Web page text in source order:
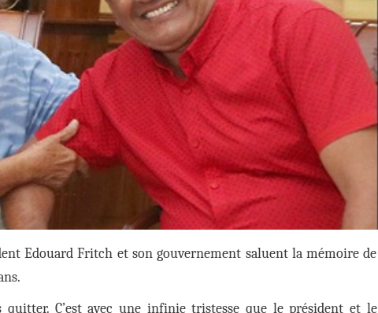
Edouard Fritch et son gouvernement saluent la mémoire de
C’est avec une infinie tristesse que le président et le